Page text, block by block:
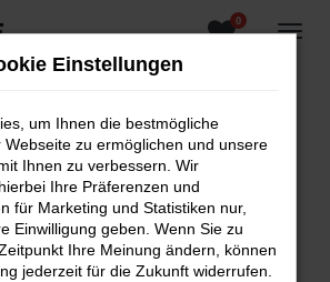
0
Error
Fehler aufgetreten.
Tipps, die dir helfen können:
Einstellungen
um Ihnen die bestmögliche
Webseite zu ermöglichen und unsere
Ihnen zu verbessern. Wir
Ihre Präferenzen und
für Marketing und Statistiken nur,
Einwilligung geben. Wenn Sie zu
Ihre Meinung ändern, können
jederzeit für die Zukunft widerrufen.